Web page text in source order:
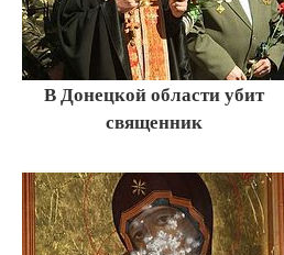
В Донецкой области убит
священник